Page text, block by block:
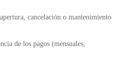
cancelación o mantenimiento
de los pagos (mensuales,